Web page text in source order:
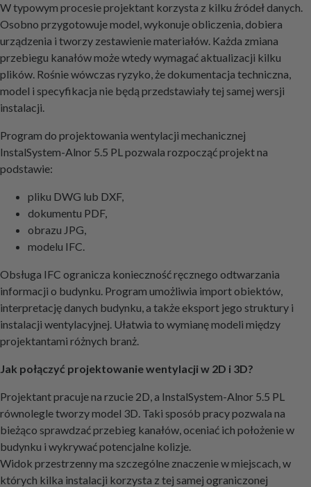
W typowym procesie projektant korzysta z kilku źródeł danych.
Osobno przygotowuje model, wykonuje obliczenia, dobiera
urządzenia i tworzy zestawienie materiałów. Każda zmiana
przebiegu kanałów może wtedy wymagać aktualizacji kilku
plików. Rośnie wówczas ryzyko, że dokumentacja techniczna,
model i specyfikacja nie będą przedstawiały tej samej wersji
instalacji.
Program do projektowania wentylacji mechanicznej
InstalSystem-Alnor 5.5 PL pozwala rozpocząć projekt na
podstawie:
pliku DWG lub DXF,
dokumentu PDF,
obrazu JPG,
modelu IFC.
Obsługa IFC ogranicza konieczność ręcznego odtwarzania
informacji o budynku. Program umożliwia import obiektów,
interpretację danych budynku, a także eksport jego struktury i
instalacji wentylacyjnej. Ułatwia to wymianę modeli między
projektantami różnych branż.
Jak połączyć projektowanie wentylacji w 2D i 3D?
Projektant pracuje na rzucie 2D, a InstalSystem-Alnor 5.5 PL
równolegle tworzy model 3D. Taki sposób pracy pozwala na
bieżąco sprawdzać przebieg kanałów, oceniać ich położenie w
budynku i wykrywać potencjalne kolizje.
Widok przestrzenny ma szczególne znaczenie w miejscach, w
których kilka instalacji korzysta z tej samej ograniczonej